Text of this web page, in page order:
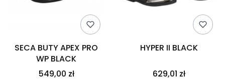
SECA BUTY APEX PRO
WP BLACK
549,00 zł
HYPER II BLACK
629,01 zł